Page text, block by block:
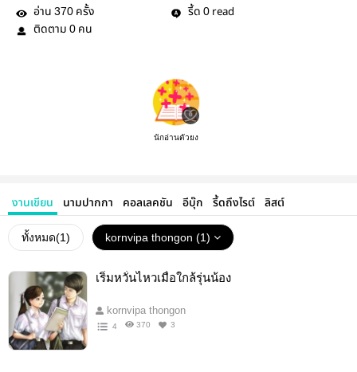
อ่าน 370 ครั้ง รี้ด 0 read
ติดตาม 0 คน
นักอ่านตัวยง
งานเขียน นามปากกา คอลเลคชัน อีบุ๊ก รี้ดถึงไรต์ ลิสต์
ทั้งหมด(1) kornvipa thongon (1)
เริ่มหวั่นไหวเมื่อใกล้รุ่นน้อง
kornvipa thongon
4 370 3